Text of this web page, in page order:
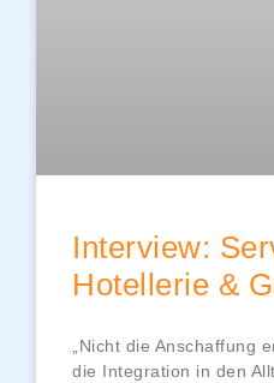
Interview:
Hotellerie &
„Nicht die Anschaffung
die Integration in den